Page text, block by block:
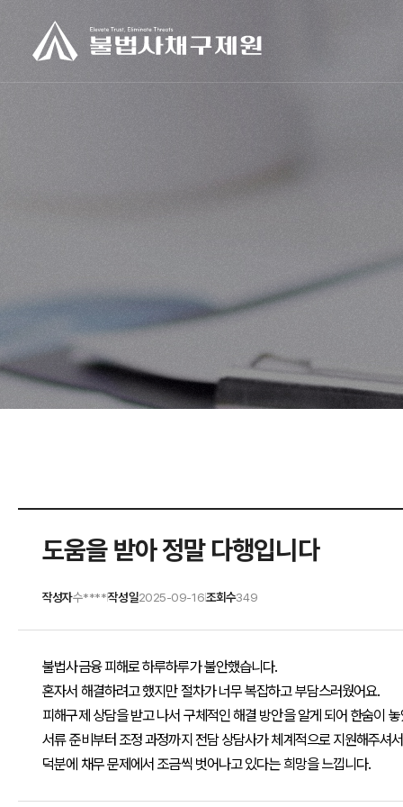
도움을 받아 정말 다행입니다
작성자수****|작성일2025-09-16|조회수349
불법사금융 피해로 하루하루가 불안했습니다.
혼자서 해결하려고 했지만 절차가 너무 복잡하고 부담스러웠어요.
피해구제 상담을 받고 나서 구체적인 해결 방안을 알게 되어 한숨이
서류 준비부터 조정 과정까지 전담 상담사가 체계적으로 지원해주셔
덕분에 채무 문제에서 조금씩 벗어나고 있다는 희망을 느낍니다.